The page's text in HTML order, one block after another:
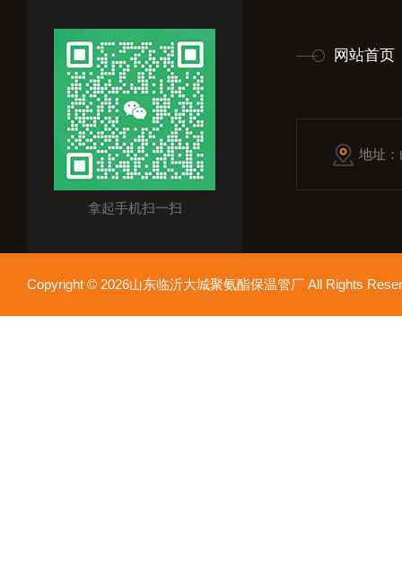
拿起手机扫一扫
网站首页
地址
Copyright © 2026山东临沂大城聚氨酯保温管厂 All Rights